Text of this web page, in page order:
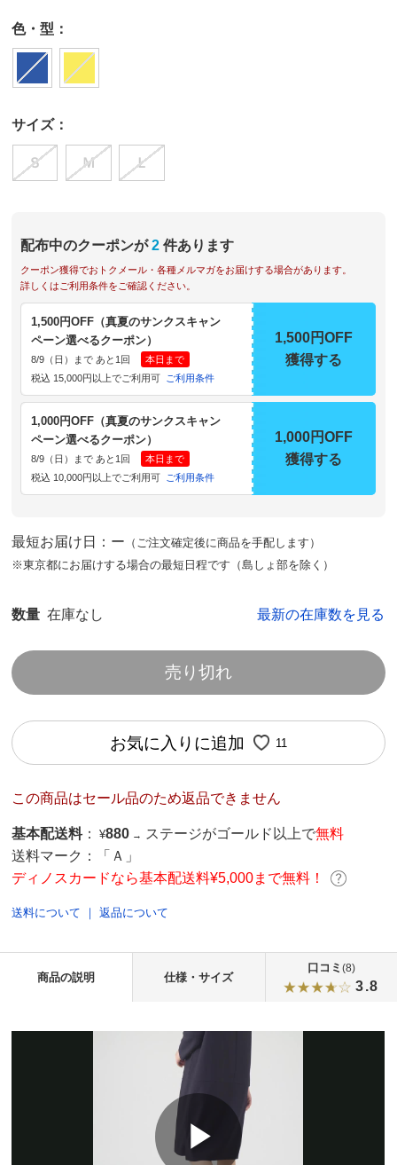
色・型：
サイズ：
Ｓ Ｍ Ｌ
配布中のクーポンが 2 件あります
クーポン獲得でおトクメール・各種メルマガをお届けする場合があります。
詳しくはご利用条件をご確認ください。
1,500円OFF（真夏のサンクスキャン
ペーン選べるクーポン）
8/9（日）まで あと1回
本日まで
税込 15,000円以上でご利用可
ご利用条件
1,500円OFF
獲得する
1,000円OFF（真夏のサンクスキャン
ペーン選べるクーポン）
8/9（日）まで あと1回
本日まで
税込 10,000円以上でご利用可
ご利用条件
1,000円OFF
獲得する
最短お届け日：ー （ご注文確定後に商品を手配します）
※東京都にお届けする場合の最短日程です（島しょ部を除く）
数量 在庫なし 最新の在庫数を見る
売り切れ
お気に入りに追加 11
この商品はセール品のため返品できません
基本配送料 ： ¥880 → ステージがゴールド以上で無料
送料マーク：
「Ａ」
ディノスカードなら基本配送料¥5,000まで無料！
送料について ｜返品について
商品の説明 仕様・サイズ
口コミ (8)
3.8